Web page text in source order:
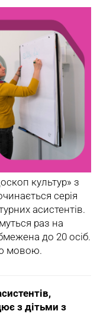
культур» з
серія
асистентів.
раз на
до 20 осіб.
мовою.
з дітьми з